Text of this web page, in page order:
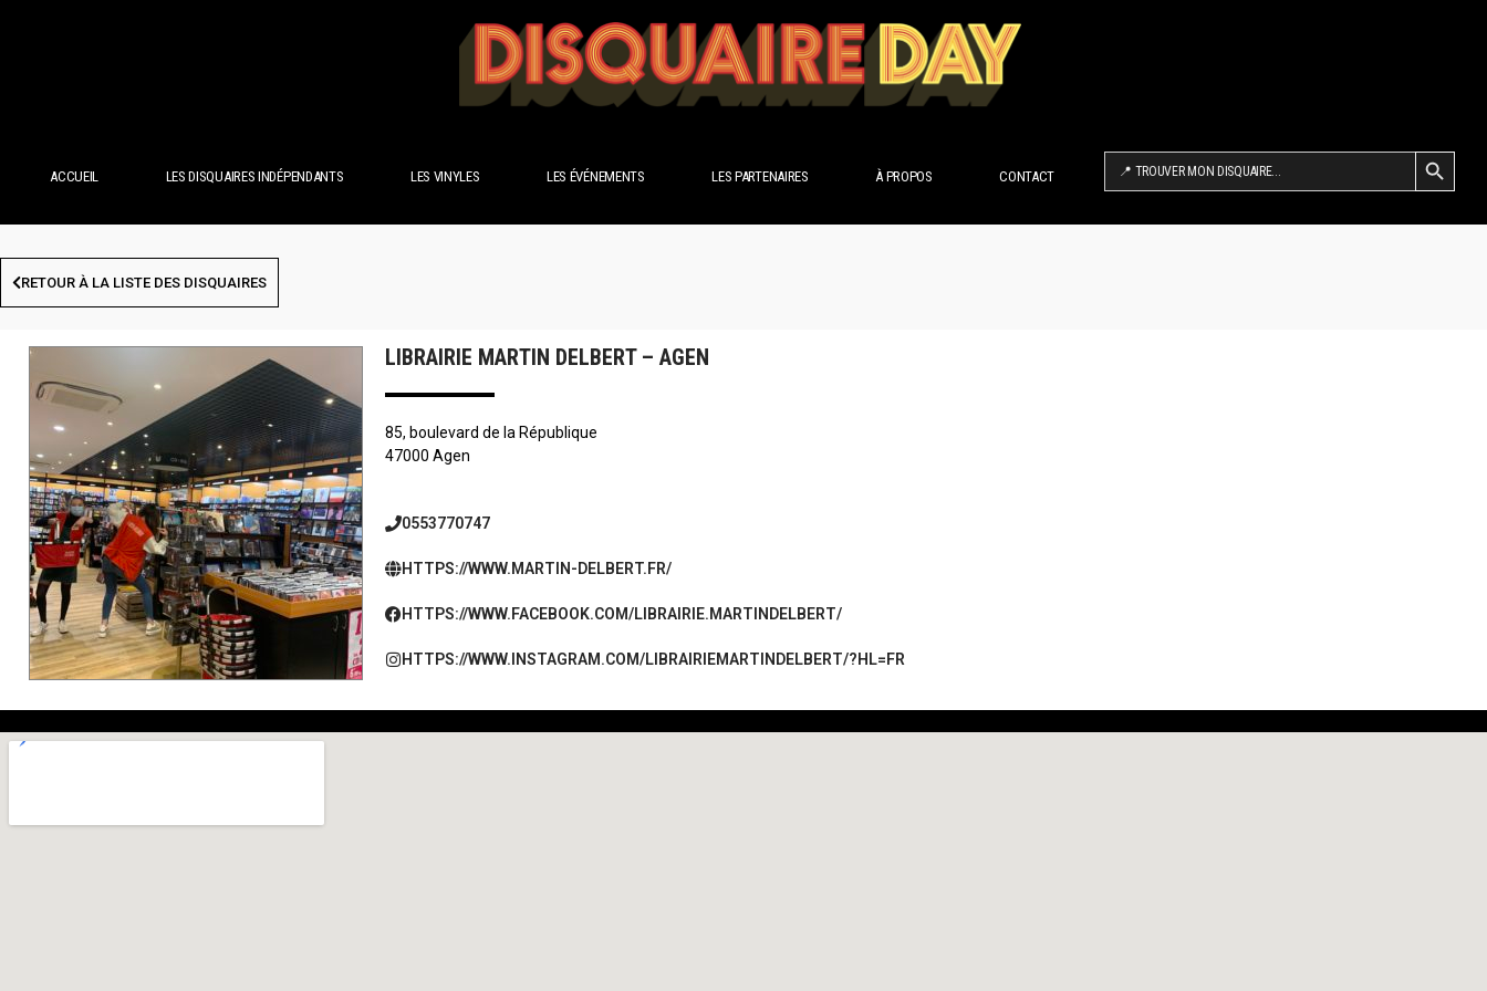
ACCUEIL LES DISQUAIRES INDÉPENDANTS LES VINYLES LES ÉVÉNEMENTS LES PARTENAIRES À PROPOS CONTACT
Search
for:
SEARCH BUTTON
RETOUR À LA LISTE DES DISQUAIRES
LIBRAIRIE MARTIN DELBERT – AGEN
85, boulevard de la République
47000 Agen
0553770747
HTTPS://WWW.MARTIN-DELBERT.FR/
HTTPS://WWW.FACEBOOK.COM/LIBRAIRIE.MARTINDELBERT/
HTTPS://WWW.INSTAGRAM.COM/LIBRAIRIEMARTINDELBERT/?HL=FR